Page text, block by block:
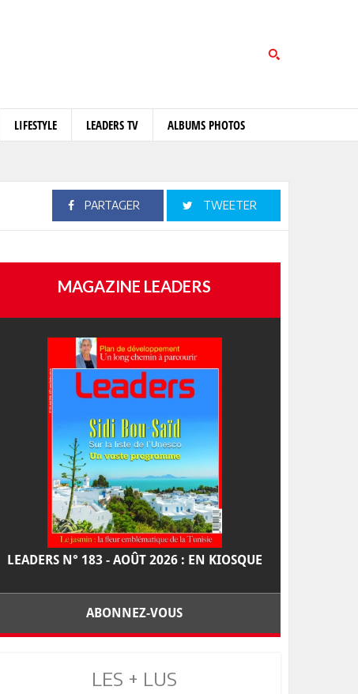
LIFESTYLE LEADERS TV ALBUMS PHOTOS
PARTAGER TWEETER
MAGAZINE LEADERS
LEADERS N° 183 - AOÛT 2026 : EN KIOSQUE
ABONNEZ-VOUS
LES + LUS